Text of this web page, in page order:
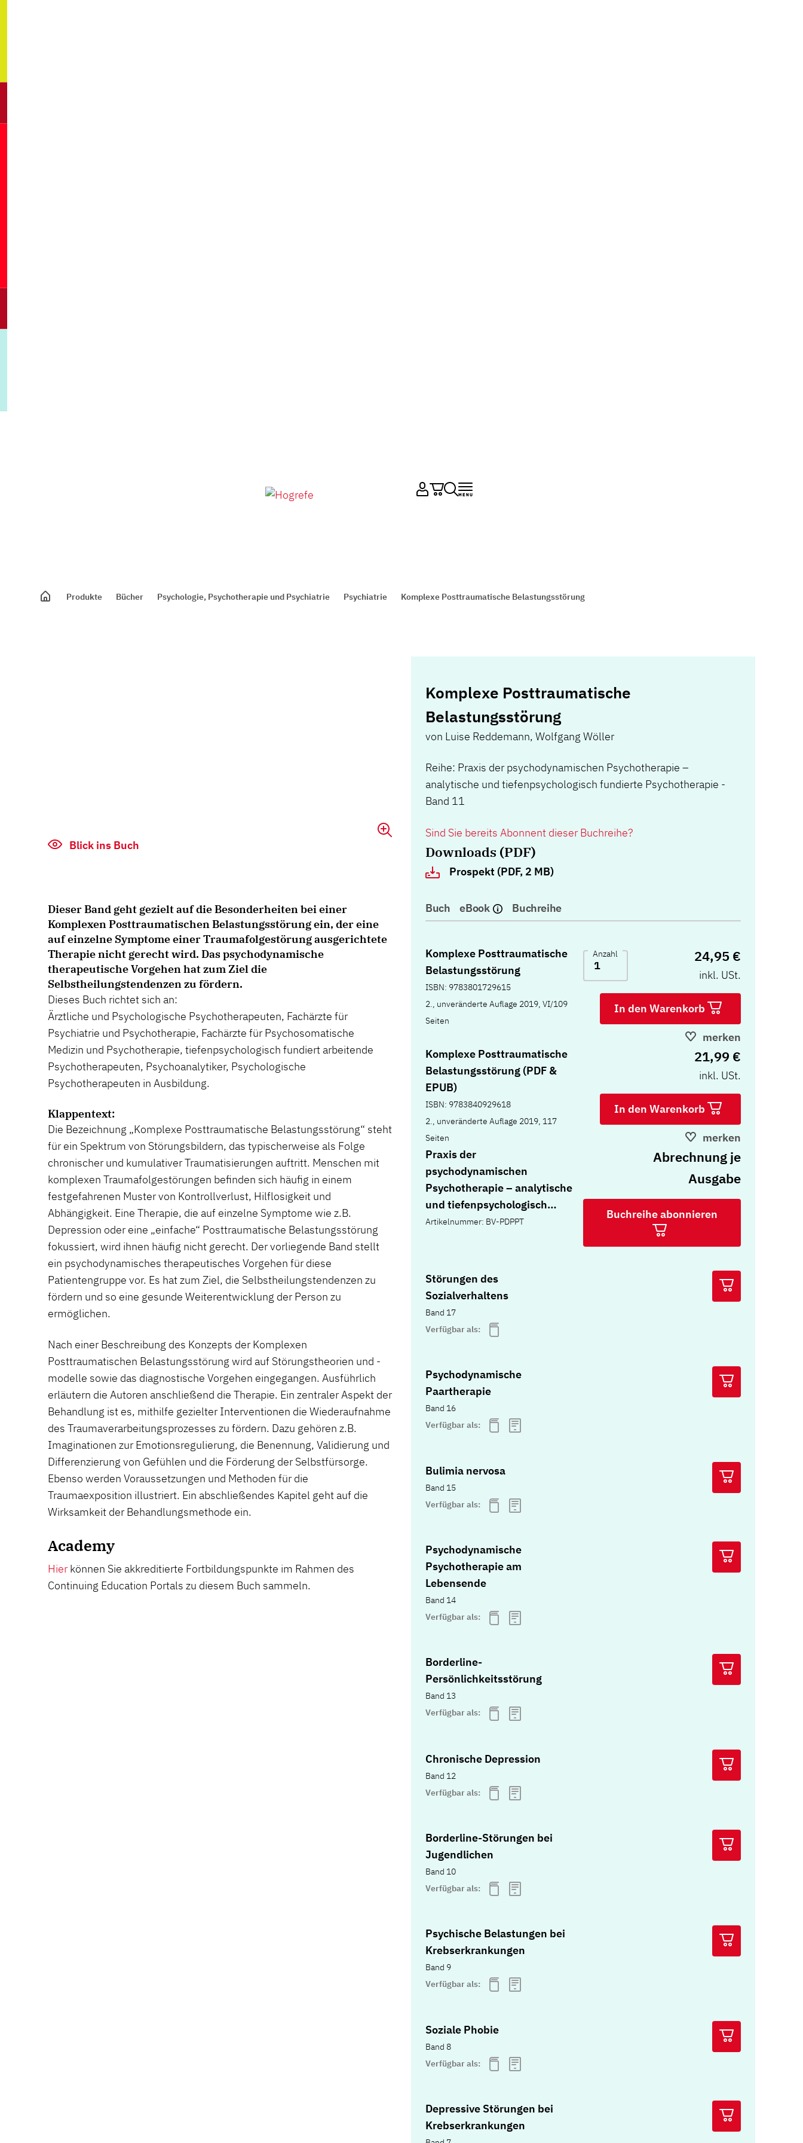
Produkte Bücher Psychologie, Psychotherapie und Psychiatrie Psychiatrie Komplexe Posttraumatische Belastungsstörung
Komplexe Posttraumatische
Belastungsstörung
von Luise Reddemann, Wolfgang Wöller
Reihe: Praxis der psychodynamischen Psychotherapie –
analytische und tiefenpsychologisch fundierte Psychotherapie -
Band 11
Sind Sie bereits Abonnent dieser Buchreihe?
Downloads (PDF)
Prospekt (PDF, 2 MB)
Buch eBook Buchreihe
Komplexe Posttraumatische
Belastungsstörung
ISBN: 9783801729615
2., unveränderte Auflage 2019, VI/109
Seiten
Anzahl 24,95 €
inkl. USt.
In den Warenkorb
merken
Komplexe Posttraumatische
Belastungsstörung (PDF &
EPUB)
ISBN: 9783840929618
2., unveränderte Auflage 2019, 117
Seiten
21,99 €
inkl. USt.
In den Warenkorb
merken
Praxis der
psychodynamischen
Psychotherapie – analytische
und tiefenpsychologisch
fundierte Psychotherapie
Artikelnummer: BV-PDPPT
Abrechnung je
Ausgabe
Buchreihe abonnieren
Störungen des
Sozialverhaltens
Band 17
Verfügbar als:
Psychodynamische
Paartherapie
Band 16
Verfügbar als:
Bulimia nervosa
Band 15
Verfügbar als:
Psychodynamische
Psychotherapie am
Lebensende
Band 14
Verfügbar als:
Borderline-
Persönlichkeitsstörung
Band 13
Verfügbar als:
Chronische Depression
Band 12
Verfügbar als:
Borderline-Störungen bei
Jugendlichen
Band 10
Verfügbar als:
Psychische Belastungen bei
Krebserkrankungen
Band 9
Verfügbar als:
Soziale Phobie
Band 8
Verfügbar als:
Depressive Störungen bei
Krebserkrankungen
Blick ins Buch
Dieser Band geht gezielt auf die Besonderheiten bei einer
Komplexen Posttraumatischen Belastungsstörung ein, der eine
auf einzelne Symptome einer Traumafolgestörung ausgerichtete
Therapie nicht gerecht wird. Das psychodynamische
therapeutische Vorgehen hat zum Ziel die
Selbstheilungstendenzen zu fördern.
Dieses Buch richtet sich an:
Ärztliche und Psychologische Psychotherapeuten, Fachärzte für
Psychiatrie und Psychotherapie, Fachärzte für Psychosomatische
Medizin und Psychotherapie, tiefenpsychologisch fundiert arbeitende
Psychotherapeuten, Psychoanalytiker, Psychologische
Psychotherapeuten in Ausbildung.
Klappentext:
Die Bezeichnung „Komplexe Posttraumatische Belastungsstörung“ steht
für ein Spektrum von Störungsbildern, das typischerweise als Folge
chronischer und kumulativer Traumatisierungen auftritt. Menschen mit
komplexen Traumafolgestörungen befinden sich häufig in einem
festgefahrenen Muster von Kontrollverlust, Hilflosigkeit und
Abhängigkeit. Eine Therapie, die auf einzelne Symptome wie z.B.
Depression oder eine „einfache“ Posttraumatische Belastungsstörung
fokussiert, wird ihnen häufig nicht gerecht. Der vorliegende Band stellt
ein psychodynamisches therapeutisches Vorgehen für diese
Patientengruppe vor. Es hat zum Ziel, die Selbstheilungstendenzen zu
fördern und so eine gesunde Weiterentwicklung der Person zu
ermöglichen.
Nach einer Beschreibung des Konzepts der Komplexen
Posttraumatischen Belastungsstörung wird auf Störungstheorien und -
modelle sowie das diagnostische Vorgehen eingegangen. Ausführlich
erläutern die Autoren anschließend die Therapie. Ein zentraler Aspekt der
Behandlung ist es, mithilfe gezielter Interventionen die Wiederaufnahme
des Traumaverarbeitungsprozesses zu fördern. Dazu gehören z.B.
Imaginationen zur Emotionsregulierung, die Benennung, Validierung und
Differenzierung von Gefühlen und die Förderung der Selbstfürsorge.
Ebenso werden Voraussetzungen und Methoden für die
Traumaexposition illustriert. Ein abschließendes Kapitel geht auf die
Wirksamkeit der Behandlungsmethode ein.
Academy
Hierkönnen Sie akkreditierte Fortbildungspunkte im Rahmen des
Continuing Education Portals zu diesem Buch sammeln.